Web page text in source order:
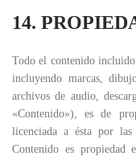
14.
Todo el contenido
incluyendo marcas,
archivos de audio,
«Contenido»), es de
licenciada a ésta por las
Contenido es